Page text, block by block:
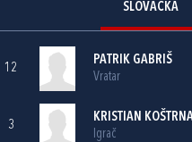
SLOVAČKA
12
PATRIK GABRIŠ
Vratar
3
KRISTIAN
Igrač